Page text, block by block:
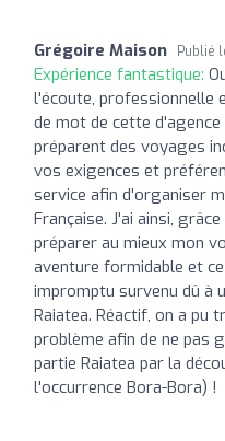
Grégoire Maison Publié
Expérience fantastique:
l'écoute, professionnelle
de mot de cette
préparent des voyages
vos exigences et
service afin d'organiser
Française. J'ai ainsi,
préparer au mieux mon
aventure formidable et
impromptu survenu dû à
Raiatea. Réactif, on a pu
problème afin de ne pas
partie Raiatea par la
l'occurrence Bora-Bora) !